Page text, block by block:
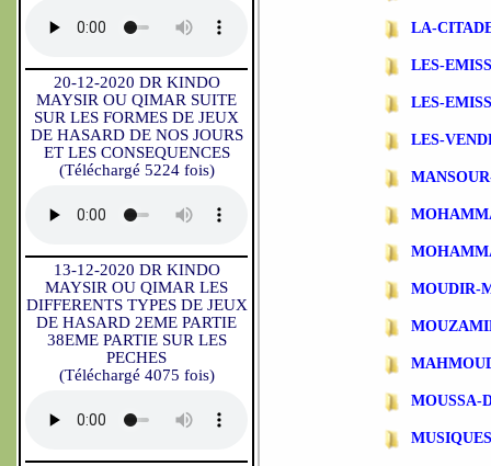
20-12-2020 DR KINDO
MAYSIR OU QIMAR SUITE
SUR LES FORMES DE JEUX
DE HASARD DE NOS JOURS
ET LES CONSEQUENCES
(Téléchargé 5224 fois)
13-12-2020 DR KINDO
MAYSIR OU QIMAR LES
DIFFERENTS TYPES DE JEUX
DE HASARD 2EME PARTIE
38EME PARTIE SUR LES
PECHES
(Téléchargé 4075 fois)
LA-
LES-
LES-
LES-
MOUDIR-
MOUSSA-